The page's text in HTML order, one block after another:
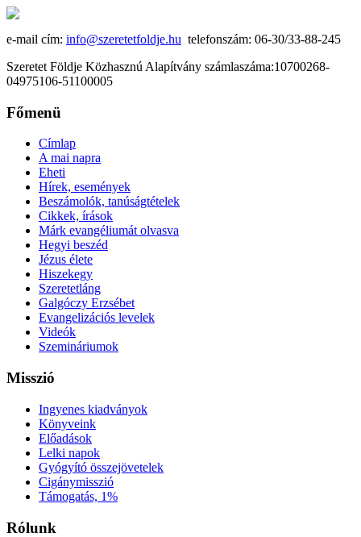
e-mail cím: info@szeretetfoldje.hu telefonszám: 06-30/33-88-245
Szeretet Földje Közhasznú Alapítvány számlaszáma:10700268-
04975106-51100005
Főmenü
Címlap
A mai napra
Eheti
Hírek, események
Beszámolók, tanúságtételek
Cikkek, írások
Márk evangéliumát olvasva
Hegyi beszéd
Jézus élete
Hiszekegy
Szeretetláng
Galgóczy Erzsébet
Evangelizációs levelek
Videók
Szemináriumok
Misszió
Ingyenes kiadványok
Könyveink
Előadások
Lelki napok
Gyógyító összejövetelek
Cigánymisszió
Támogatás, 1%
Rólunk